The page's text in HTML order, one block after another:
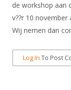
Alle Verenigingen
Nieuws
Witte Vlekkenplan
Nieuws
Scheidsrechter
Opleidingen
Archief
de workshop aan
v??r 10 november
Wij nemen dan
Log In To Post